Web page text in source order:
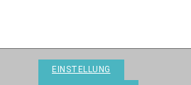
EINSTELLUNG